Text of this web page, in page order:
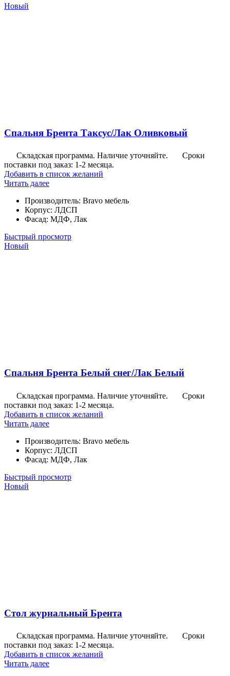
Новый
Спальня Брента Таксус/Лак Оливковый
Складская программа. Наличие уточняйте.
Сроки
поставки под заказ: 1-2 месяца.
Добавить в список желаний
Читать далее
Производитель: Bravo мебель
Корпус: ЛДСП
Фасад: МДФ, Лак
Быстрый просмотр
Новый
Спальня Брента Белый снег/Лак Белый
Складская программа. Наличие уточняйте.
Сроки
поставки под заказ: 1-2 месяца.
Добавить в список желаний
Читать далее
Производитель: Bravo мебель
Корпус: ЛДСП
Фасад: МДФ, Лак
Быстрый просмотр
Новый
Стол журнальный Брента
Складская программа. Наличие уточняйте.
Сроки
поставки под заказ: 1-2 месяца.
Добавить в список желаний
Читать далее